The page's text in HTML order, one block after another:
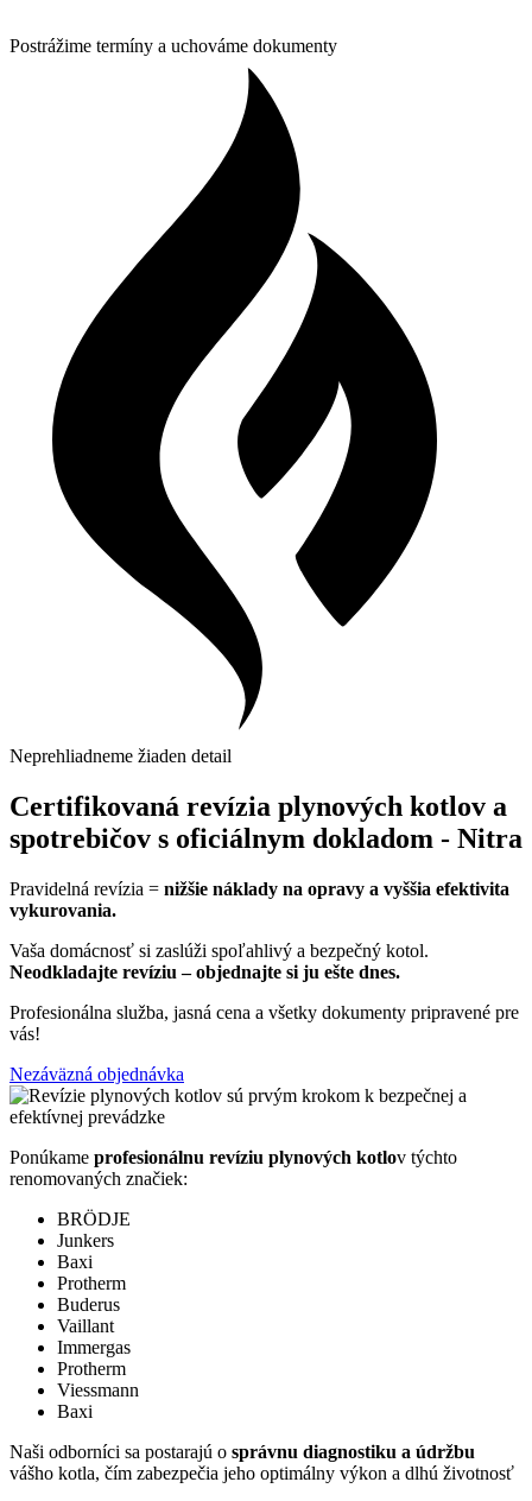
Postrážime termíny a uchováme dokumenty
Neprehliadneme žiaden detail
Certifikovaná revízia plynových kotlov a
spotrebičov s oficiálnym dokladom - Nitra
Pravidelná revízia = nižšie náklady na opravy a vyššia efektivita
vykurovania.
Vaša domácnosť si zaslúži spoľahlivý a bezpečný kotol.
Neodkladajte revíziu – objednajte si ju ešte dnes.
Profesionálna služba, jasná cena a všetky dokumenty pripravené pre
vás!
Nezáväzná objednávka
Ponúkame profesionálnu revíziu plynových kotlov týchto
renomovaných značiek:
BRÖDJE
Junkers
Baxi
Protherm
Buderus
Vaillant
Immergas
Protherm
Viessmann
Baxi
Naši odborníci sa postarajú o správnu diagnostiku a údržbu
vášho kotla, čím zabezpečia jeho optimálny výkon a dlhú životnosť